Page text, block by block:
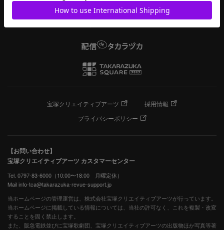
宝塚クリエイティブアーツ
採用情報
プライバシーポリシー
【お問い合わせ】
宝塚クリエイティブアーツ カスタマーセンター
Tel. 0797-83-6000（10:00〜18:00 月曜定休）
Mail info-tca@takarazuka-revue-support.jp
当ホームページの管理運営は、株式会社宝塚クリエイティブアーツが行っています。
当ホームページに掲載している情報については、当社の許可なく、これを複製・改変
することを固く禁止します。
また、阪急電鉄並びに宝塚歌劇団、宝塚クリエイティブアーツの出版物ほか写真等著